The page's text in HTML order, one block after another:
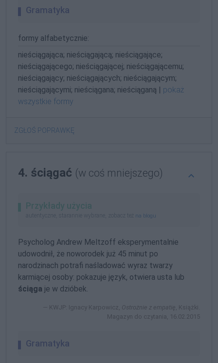
Gramatyka
formy alfabetycznie:
nieściągająca; nieściągającą; nieściągające;
nieściągającego; nieściągającej; nieściągającemu;
nieściągający; nieściągających; nieściągającym;
nieściągającymi; nieściągana; nieściąganą | pokaż
wszystkie formy
ZGŁOŚ POPRAWKĘ
4. ściągać (w coś mniejszego)
Przykłady użycia
autentyczne, starannie wybrane, zobacz też na blogu
Psycholog Andrew Meltzoff eksperymentalnie
udowodnił, że noworodek już 45 minut po
narodzinach potrafi naśladować wyraz twarzy
karmiącej osoby: pokazuje język, otwiera usta lub
ściąga je w dzióbek.
KWJP: Ignacy Karpowicz, Ostrożnie z empatię, Książki.
Magazyn do czytania, 16.02.2015
Gramatyka